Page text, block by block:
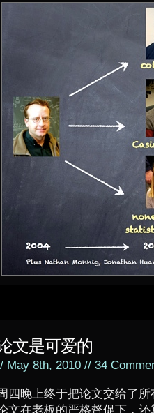
文是可爱的
May 8th, 2010 // 34
四晚上终于把论文交给了
文在老板的严格督促下，